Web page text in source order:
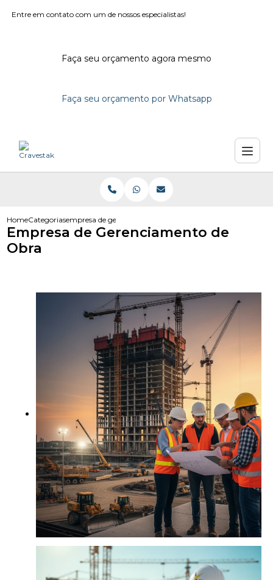
Entre em contato com um de nossos especialistas!
Faça seu orçamento agora mesmo
Faça seu orçamento por Whatsapp
HomeCategoriasempresa de gerenciamento de obra
Empresa de Gerenciamento de
Obra